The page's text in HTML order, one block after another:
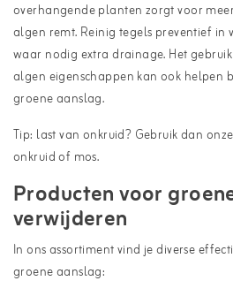
overhangende planten zorgt voor
algen remt. Reinig tegels preventief
waar nodig extra drainage. Het
algen eigenschappen kan ook helpen
groene aanslag.
Tip: last van onkruid? Gebruik dan onze
onkruid of mos.
Producten voor
verwijderen
In ons assortiment vind je diverse
groene aanslag: